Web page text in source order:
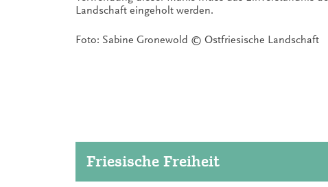
Landschaft eingeholt werden.
Foto: Sabine Gronewold © Ostfriesische Landschaft
Friesische Freiheit